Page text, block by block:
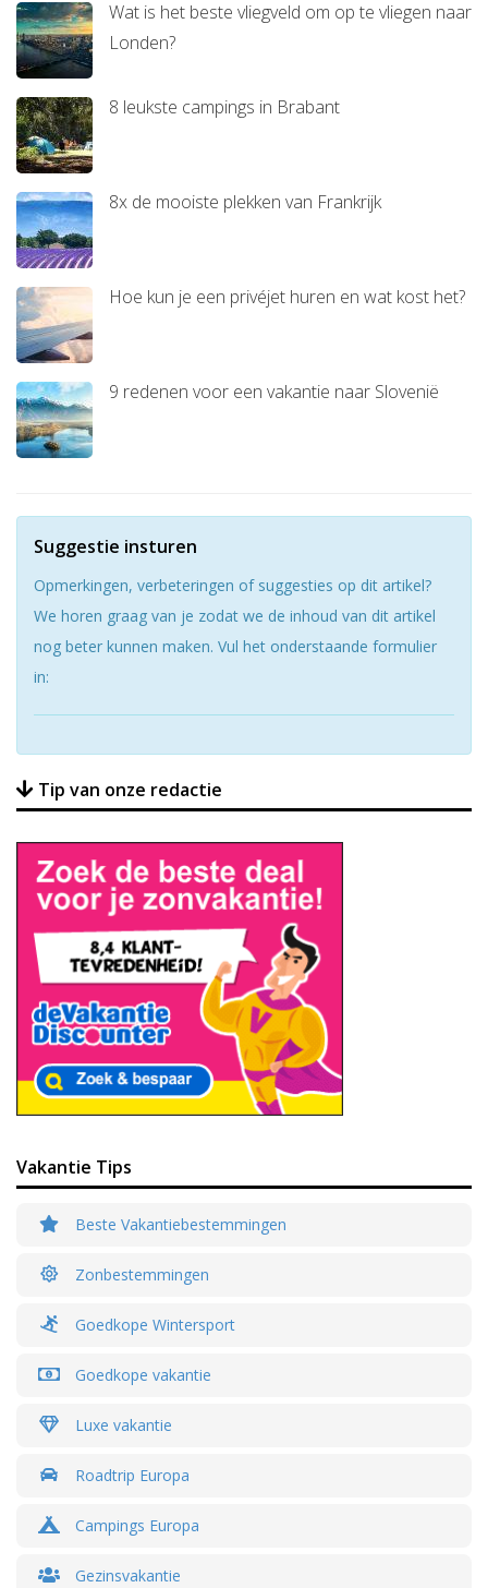
Wat is het beste vliegveld om op te vliegen naar
Londen?
8 leukste campings in Brabant
8x de mooiste plekken van Frankrijk
Hoe kun je een privéjet huren en wat kost het?
9 redenen voor een vakantie naar Slovenië
Suggestie insturen
Opmerkingen, verbeteringen of suggesties op dit artikel?
We horen graag van je zodat we de inhoud van dit artikel
nog beter kunnen maken. Vul het onderstaande formulier
in:
Tip van onze redactie
Vakantie Tips
Beste Vakantiebestemmingen
Zonbestemmingen
Goedkope Wintersport
Goedkope vakantie
Luxe vakantie
Roadtrip Europa
Campings Europa
Gezinsvakantie